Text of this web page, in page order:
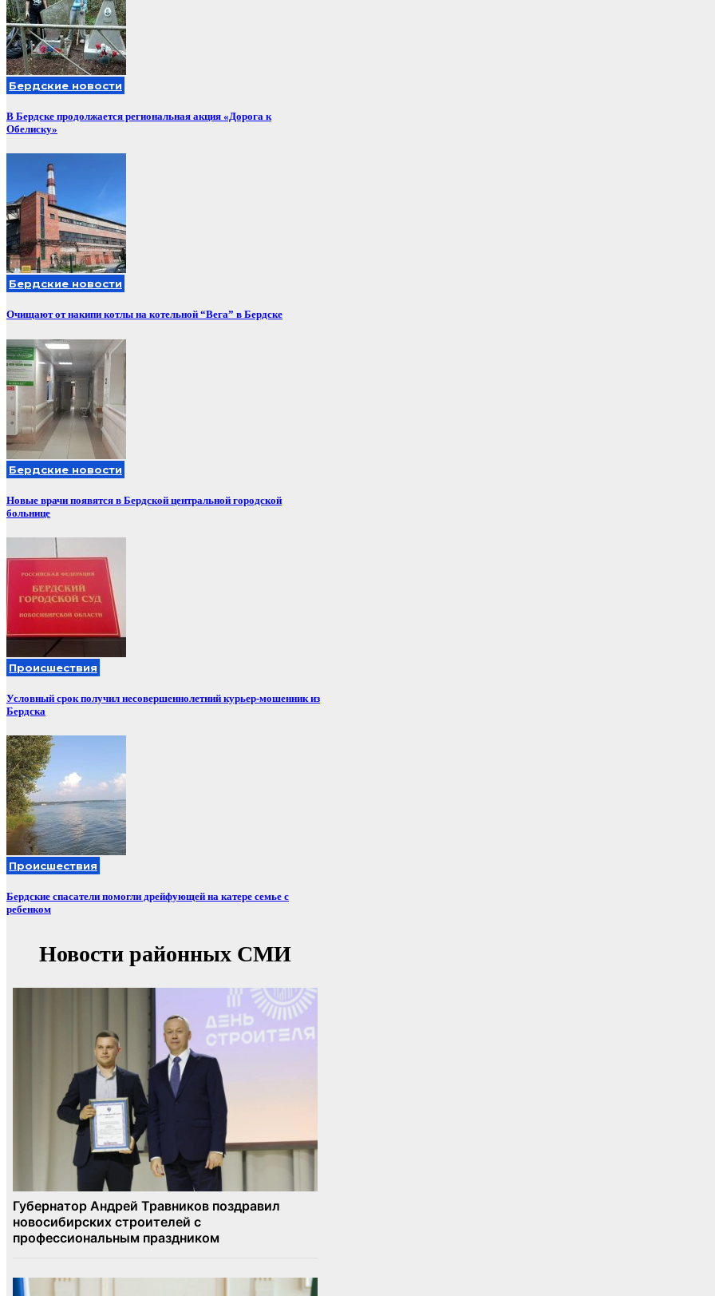
Бердские новости
В Бердске продолжается региональная акция «Дорога к
Обелиску»
Бердские новости
Очищают от накипи котлы на котельной “Вега” в Бердске
Бердские новости
Новые врачи появятся в Бердской центральной городской
больнице
Происшествия
Условный срок получил несовершеннолетний курьер-мошенник из
Бердска
Происшествия
Бердские спасатели помогли дрейфующей на катере семье с
ребенком